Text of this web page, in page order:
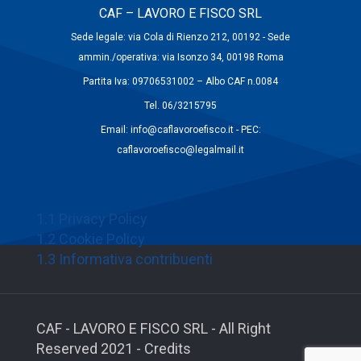
CAF – LAVORO E FISCO SRL
Sede legale: via Cola di Rienzo 212, 00192 - Sede
ammin./operativa: via Isonzo 34, 00198 Roma
Partita Iva: 09706531002 – Albo CAF n.0084
Tel. 06/3215795
Email: info@caflavoroefisco.it - PEC:
caflavoroefisco@legalmail.it
1.3 Informativa contribuenti
CAF - LAVORO E FISCO SRL - All Right
Reserved 2021 - Credits